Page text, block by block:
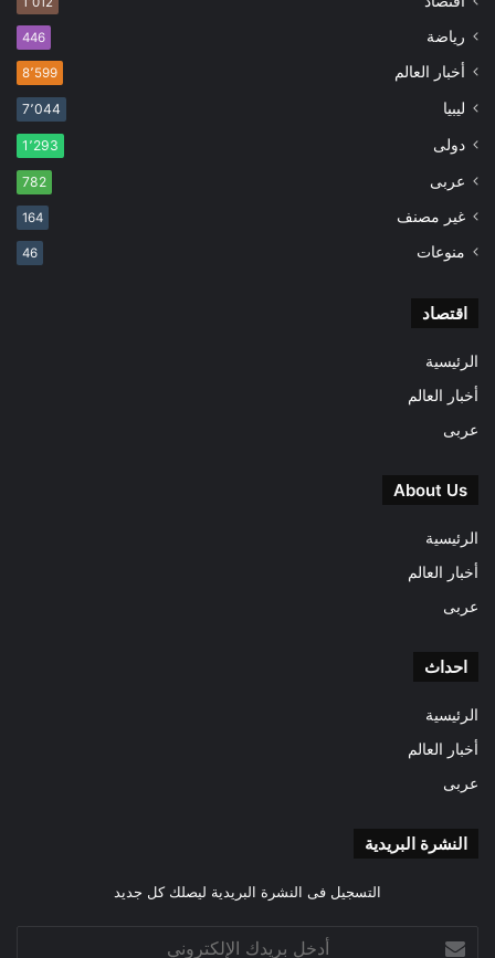
رياضة 446
أخبار العالم 8٬599
ليبيا 7٬044
دولى 1٬293
عربى 782
غير مصنف 164
منوعات 46
اقتصاد
الرئيسية
أخبار العالم
عربى
About Us
الرئيسية
أخبار العالم
عربى
احداث
الرئيسية
أخبار العالم
عربى
النشرة البريدية
التسجيل فى النشرة البريدية ليصلك كل جديد